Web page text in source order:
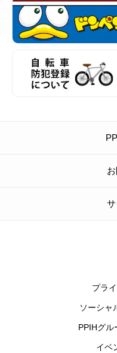
プラ
ソーシャ
PPIHグル
イベ